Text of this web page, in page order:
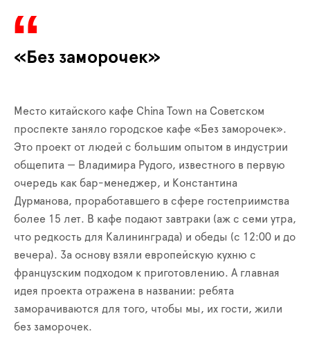
«Без заморочек»
Место китайского кафе China Town на Советском
проспекте заняло городское кафе «Без заморочек».
Это проект от людей с большим опытом в индустрии
общепита — Владимира Рудого, известного в первую
очередь как бар-менеджер, и Константина
Дурманова, проработавшего в сфере гостеприимства
более 15 лет. В кафе подают завтраки (аж с семи утра,
что редкость для Калининграда) и обеды (с 12:00 и до
вечера). За основу взяли европейскую кухню с
французским подходом к приготовлению. А главная
идея проекта отражена в названии: ребята
заморачиваются для того, чтобы мы, их гости, жили
без заморочек.